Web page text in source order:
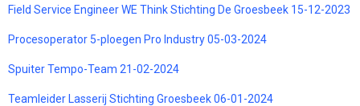
Field Service Engineer WE Think Stichting De Groesbeek 15-12-2023
Procesoperator 5-ploegen Pro Industry 05-03-2024
Spuiter Tempo-Team 21-02-2024
Teamleider Lasserij Stichting Groesbeek 06-01-2024